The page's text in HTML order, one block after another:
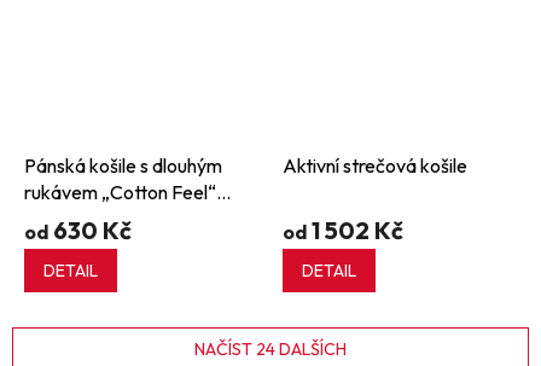
Pánská košile s dlouhým
rukávem „Cotton Feel“
Coolplus®
od 630 Kč
DETAIL
Aktivní strečová košile
od 1 502 Kč
DETAIL
NAČÍST 24 DALŠÍCH